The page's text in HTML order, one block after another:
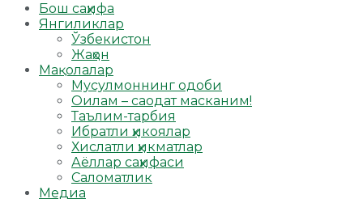
Бош саҳифа
Янгиликлар
Ўзбекистон
Жаҳон
Мақолалар
Мусулмоннинг одоби
Оилам – саодат масканим!
Таълим-тарбия
Ибратли ҳикоялар
Хислатли ҳикматлар
Аёллар саҳифаси
Саломатлик
Медиа